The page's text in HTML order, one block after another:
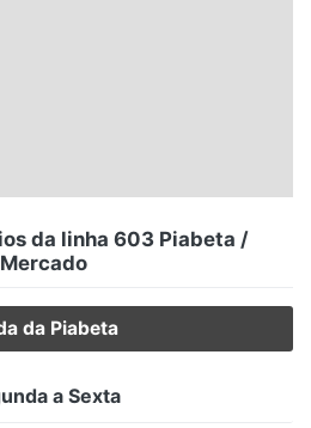
da linha 603 Piabeta /
Mercado
da Piabeta
a Sexta